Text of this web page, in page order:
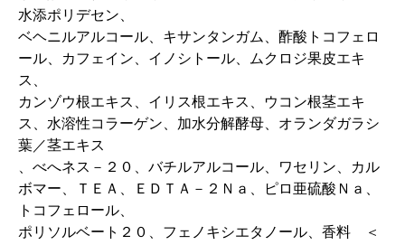
水添ポリデセン、
ベヘニルアルコール、キサンタンガム、酢酸トコフェロ
ール、カフェイン、イノシトール、ムクロジ果皮エキ
ス、
カンゾウ根エキス、イリス根エキス、ウコン根茎エキ
ス、水溶性コラーゲン、加水分解酵母、オランダガラシ
葉／茎エキス
、べへネス－２０、バチルアルコール、ワセリン、カル
ボマー、ＴＥＡ、ＥＤＴＡ－２Ｎａ、ピロ亜硫酸Ｎａ、
トコフェロール、
ポリソルベート２０、フェノキシエタノール、香料 ＜